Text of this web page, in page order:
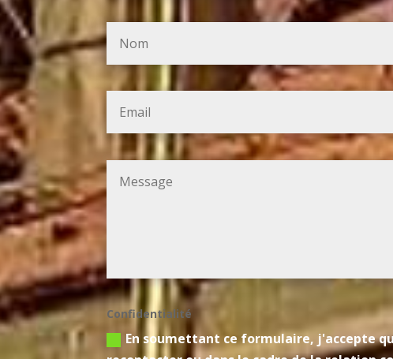
Confidentialité
En soumettant ce formulaire, j'accepte